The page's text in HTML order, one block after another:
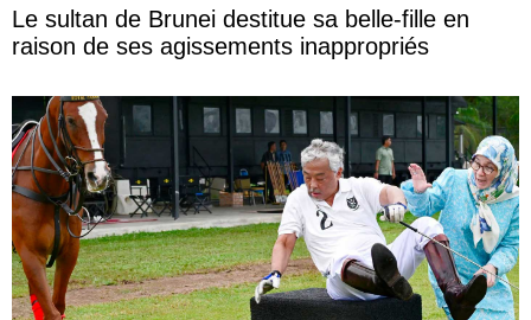
Le sultan de Brunei destitue sa belle-fille en
raison de ses agissements inappropriés